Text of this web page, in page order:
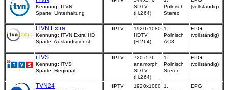
Kennung: ITVN
Sparte: Unterhaltung
SDTV
(H.264)
Polnisch
Stereo
(vollständig)
ITVN Extra
Kennung: ITVN Extra HD
Sparte: Auslandsdienst
IPTV
1920x1080
HDTV
(H.264)
1.
Polnisch
AC3
EPG
(vollständig)
iTVS
Kennung: iTVS
Sparte: Regional
IPTV
720x576
anamorph
SDTV
(H.264)
1.
Polnisch
Stereo
EPG
(vollständig)
TVN24 IPTV
1920x1080
1.
EPG